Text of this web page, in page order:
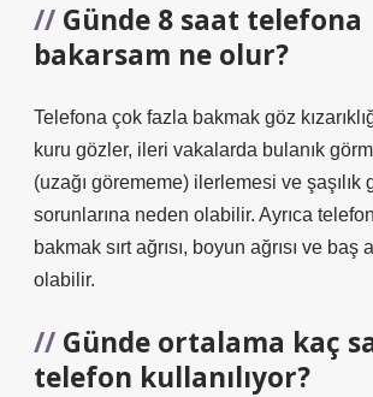
Günde 8 saat telefona
bakarsam ne olur?
Telefona çok fazla bakmak göz
kuru gözler, ileri vakalarda bulanık
(uzağı görememe) ilerlemesi ve şaşılık
sorunlarına neden olabilir. Ayrıca
bakmak sırt ağrısı, boyun ağrısı ve baş
olabilir.
Günde ortalama kaç
telefon kullanılıyor?